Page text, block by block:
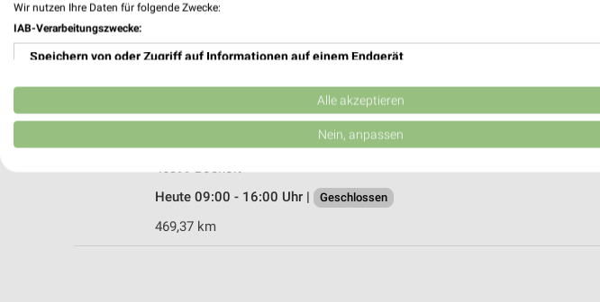
46399 Bocholt
Heute 09:00 - 18:00 Uhr | Geschlossen
Westend 6-8
46399 Bocholt
Heute 09:00 - 16:00 Uhr |
Geschlossen
469,37 km
Wir nutzen Ihre Daten für folgende Zwecke:
IAB-Verarbeitungszwecke:
Speichern von oder Zugriff auf Informationen auf einem Endgerät
Verwendung reduzierter Daten zur Auswahl von Werbeanzeigen
Erstellung von Profilen für personalisierte Werbung
Erstellung von Profilen zur Personalisierung von Inhalten
Alle akzeptieren
Nein, anpassen